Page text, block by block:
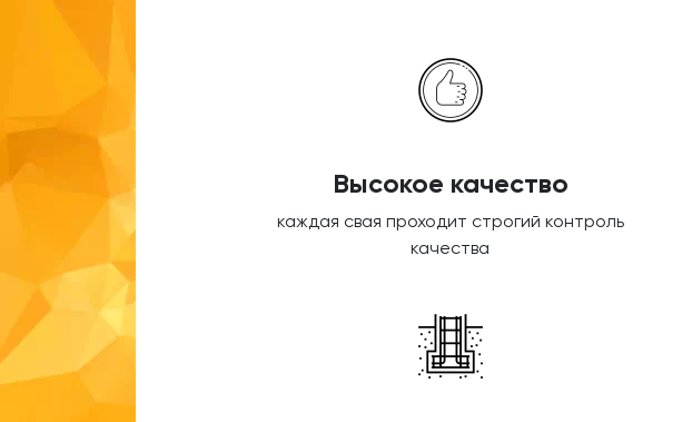
Высокое качество
каждая свая проходит строгий контроль
качества